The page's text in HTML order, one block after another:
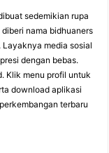
sedemikian rupa
nama bidhuaners
media sosial
dengan bebas.
Klik menu profil untuk
download aplikasi
terbaru